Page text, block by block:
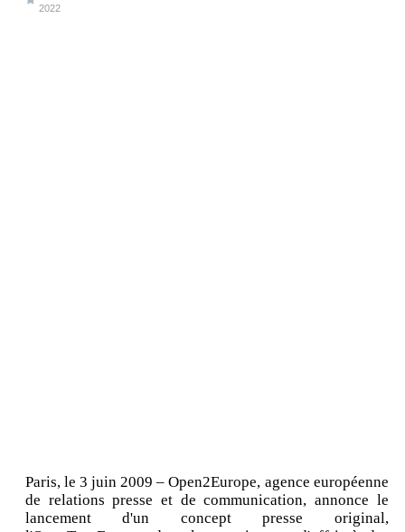
2022
Paris, le 3 juin 2009 – Open2Europe, agence européenne
de relations presse et de communication, annonce le
lancement d'un concept presse original,